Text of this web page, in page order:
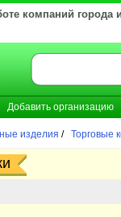
компаний города
Добавить организацию
изделия / Торговые